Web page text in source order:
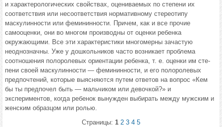
и харак­терологических свойствах, оцениваемых по степени их
соответствия или несоответствия нормативному стереотипу
маскулинности или фемининности. Причем, как и все прочие
самооценки, они во многом производны от оценки ребенка
окружающими. Все эти характеристики многомерны зачастую
неоднозначны. Уже у дошкольников часто возникает пробле­ма
соотношения полоролевых ориентации ребенка, т. е. оценки им сте­
пени своей маскулинности — фемининности, и его полоролевых
пред­почтений, которые выясняются путем ответов на вопрос «Кем
бы ты предпочел быть — мальчиком или девочкой?» и
экспериментов, когда ребенок вынужден выбирать между мужским и
женским образцом или ролью.
Страницы: 1 2 3 4 5